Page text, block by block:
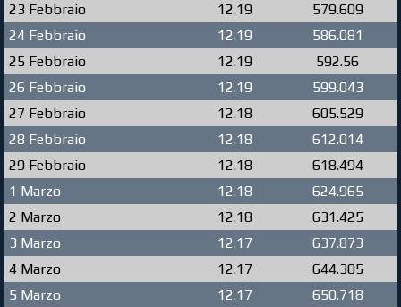
23 Febbraio
12.19
579.609
24 Febbraio
12.19
586.081
25 Febbraio
12.19
592.56
26 Febbraio
12.19
599.043
27 Febbraio
12.18
605.529
28 Febbraio
12.18
612.014
29 Febbraio
12.18
618.494
1 Marzo
12.18
624.965
2 Marzo
12.18
631.425
3 Marzo
12.17
637.873
4 Marzo
12.17
644.305
5 Marzo
12.17
650.718